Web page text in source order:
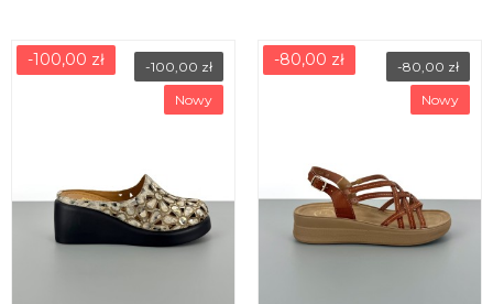
-100,00 zł
Nowy
-100,00 zł
-80,00 zł
Nowy
-80,00 zł